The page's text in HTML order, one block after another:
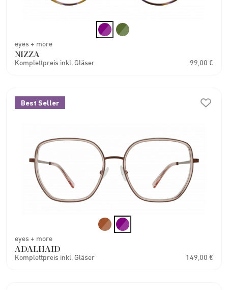
eyes + more
NIZZA
Komplettpreis inkl. Gläser 99,00 €
Best Seller
eyes + more
ADALHAID
Komplettpreis inkl. Gläser 149,00 €